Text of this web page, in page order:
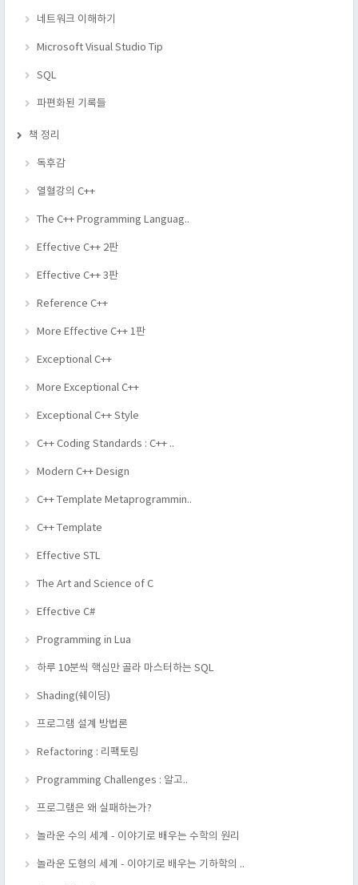
네트워크 이해하기
Microsoft Visual Studio Tip
SQL
파편화된 기록들
책 정리
독후감
열혈강의 C++
The C++ Programming Languag..
Effective C++ 2판
Effective C++ 3판
Reference C++
More Effective C++ 1판
Exceptional C++
More Exceptional C++
Exceptional C++ Style
C++ Coding Standards : C++ ..
Modern C++ Design
C++ Template Metaprogrammin..
C++ Template
Effective STL
The Art and Science of C
Effective C#
Programming in Lua
하루 10분씩 핵심만 골라 마스터하는 SQL
Shading(쉐이딩)
프로그램 설계 방법론
Refactoring : 리팩토링
Programming Challenges : 알고..
프로그램은 왜 실패하는가?
놀라운 수의 세계 - 이야기로 배우는 수학의 원리
놀라운 도형의 세계 - 이야기로 배우는 기하학의 ..